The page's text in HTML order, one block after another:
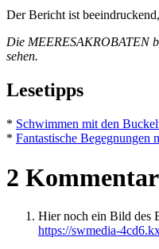
Der Bericht ist
Die MEERESAKROBATEN
sehen.
Lesetipps
* Schwimmen mit den
* Fantastische Begegnungen
2
Hier noch ein Bild des
https://swmedia-